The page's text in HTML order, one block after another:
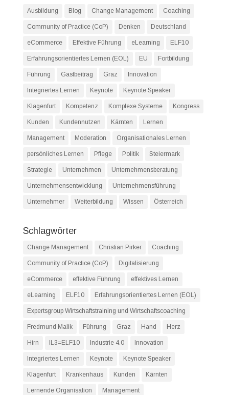
Ausbildung Blog Change Management Coaching
Community of Practice (CoP) Denken Deutschland
eCommerce Effektive Führung eLearning ELF10
Erfahrungsorientiertes Lernen (EOL) EU Fortbildung
Führung Gastbeitrag Graz Innovation
Integriertes Lernen Keynote Keynote Speaker
Klagenfurt Kompetenz Komplexe Systeme Kongress
Kunden Kundennutzen Kärnten Lernen
Management Moderation Organisationales Lernen
persönliches Lernen Pflege Politik Steiermark
Strategie Unternehmen Unternehmensberatung
Unternehmensentwicklung Unternehmensführung
Unternehmer Weiterbildung Wissen Österreich
Schlagwörter
Change Management Christian Pirker Coaching
Community of Practice (CoP) Digitalisierung
eCommerce effektive Führung effektives Lernen
eLearning ELF10 Erfahrungsorientiertes Lernen (EOL)
Expertsgroup Wirtschaftstraining und Wirtschaftscoaching
Fredmund Malik Führung Graz Hand Herz
Hirn IL3=ELF10 Industrie 4.0 Innovation
Integriertes Lernen Keynote Keynote Speaker
Klagenfurt Krankenhaus Kunden Kärnten
Lernende Organisation Management